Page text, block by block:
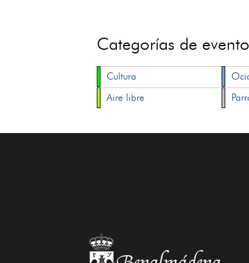
Categorías de
Cultura
Aire libre